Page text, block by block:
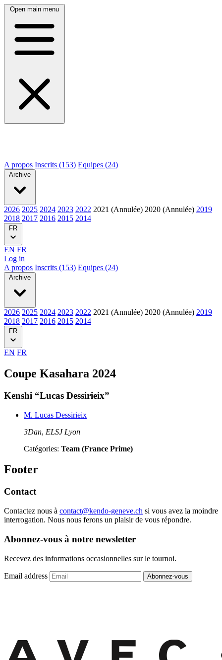
Open main menu
A propos Inscrits (153) Equipes (24)
Archive
2026 2025 2024 2023 2022 2021 (Annulée) 2020 (Annulée) 2019
2018 2017 2016 2015 2014
FR
EN FR
Log in
A propos Inscrits (153) Equipes (24)
Archive
2026 2025 2024 2023 2022 2021 (Annulée) 2020 (Annulée) 2019
2018 2017 2016 2015 2014
FR
EN FR
Coupe Kasahara 2024
Kenshi “Lucas Dessirieix”
M. Lucas Dessirieix
3Dan, ELSJ Lyon
Catégories: Team (France Prime)
Footer
Contact
Contactez nous à contact@kendo-geneve.ch si vous avez la moindre
interrogation. Nous nous ferons un plaisir de vous répondre.
Abonnez-vous à notre newsletter
Recevez des informations occasionnelles sur le tournoi.
Email address Abonnez-vous